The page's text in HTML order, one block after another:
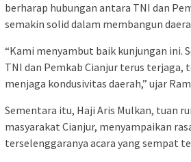
berharap hubungan antara TNI dan
semakin solid dalam membangun
“Kami menyambut baik kunjungan ini.
TNI dan Pemkab Cianjur terus terjaga,
menjaga kondusivitas daerah,” ujar
Sementara itu, Haji Aris Mulkan, tuan
masyarakat Cianjur, menyampaikan
terselenggaranya acara yang sempat